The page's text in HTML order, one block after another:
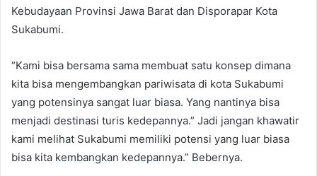
Kebudayaan Provinsi Jawa Barat dan Disporapar Kota
Sukabumi.
“Kami bisa bersama sama membuat satu konsep dimana
kita bisa mengembangkan pariwisata di kota Sukabumi
yang potensinya sangat luar biasa. Yang nantinya bisa
menjadi destinasi turis kedepannya.” Jadi jangan khawatir
kami melihat Sukabumi memiliki potensi yang luar biasa
bisa kita kembangkan kedepannya.” Bebernya.